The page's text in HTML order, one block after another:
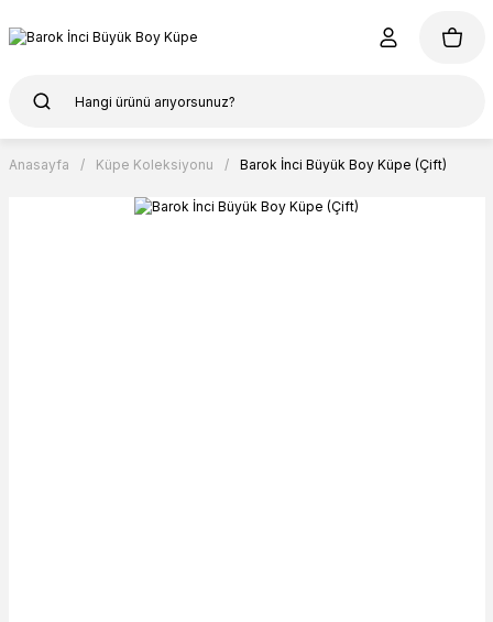
Anasayfa Küpe Koleksiyonu Barok İnci Büyük Boy Küpe (Çift)